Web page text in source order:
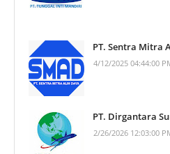
PT. Sentra Mitra
4/12/2025 04:44:00
PT. Dirgantara
2/26/2026 12:03:00